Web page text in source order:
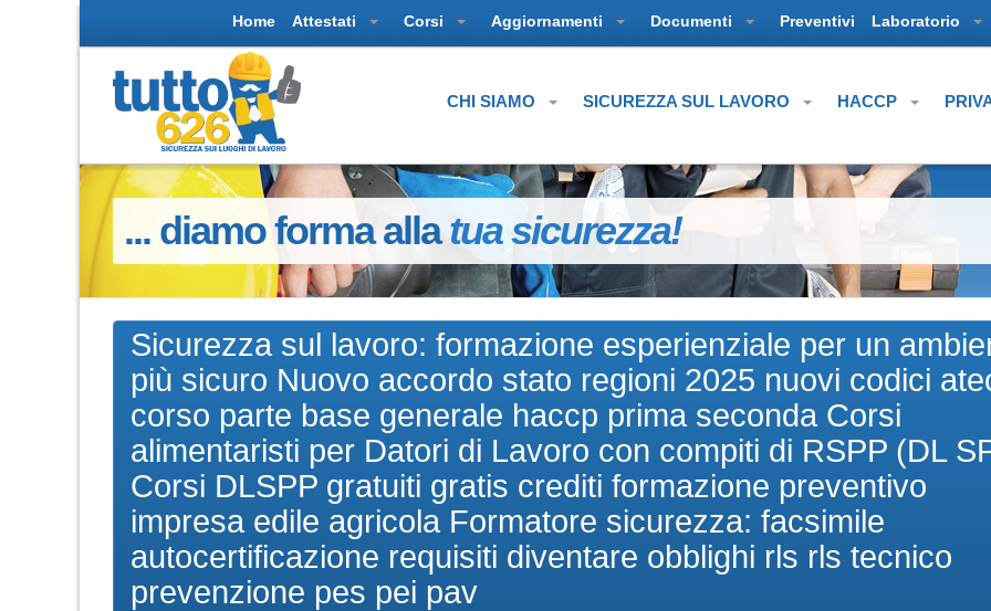
Home Attestati Corsi Aggiornamenti Documenti Preventivi Laboratorio
CHI SIAMO SICUREZZA SUL LAVORO HACCP
... diamo forma allatua sicurezza!
Sicurezza sul lavoro: formazione esperienziale per un
più sicuro Nuovo accordo stato regioni 2025 nuovi codici
corso parte base generale haccp prima seconda Corsi
alimentaristi per Datori di Lavoro con compiti di RSPP (DL
Corsi DLSPP gratuiti gratis crediti formazione preventivo
impresa edile agricola Formatore sicurezza: facsimile
autocertificazione requisiti diventare obblighi rls rls tecnico
prevenzione pes pei pav